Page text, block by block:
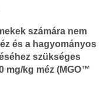
számára nem
és a hagyományos
szükséges
mg/kg méz (MGO™